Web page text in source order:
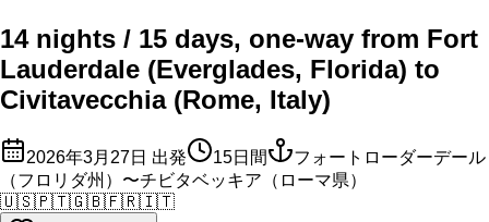
14 nights / 15 days, one-way from Fort
Lauderdale (Everglades, Florida) to
Civitavecchia (Rome, Italy)
2026年3月27日 出発 15日間
フォートローダーデール
（フロリダ州）〜チビタベッキア（ローマ県）
🇺🇸🇵🇹🇬🇧🇫🇷🇮🇹